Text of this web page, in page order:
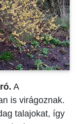
A
is virágoznak.
talajokat, így